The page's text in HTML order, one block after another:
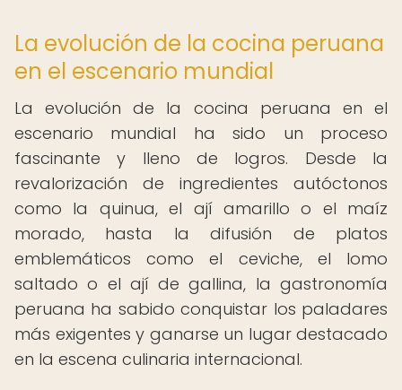
La evolución de la cocina peruana
en el escenario mundial
La evolución de la cocina peruana en el
escenario mundial ha sido un proceso
fascinante y lleno de logros. Desde la
revalorización de ingredientes autóctonos
como la quinua, el ají amarillo o el maíz
morado, hasta la difusión de platos
emblemáticos como el ceviche, el lomo
saltado o el ají de gallina, la gastronomía
peruana ha sabido conquistar los paladares
más exigentes y ganarse un lugar destacado
en la escena culinaria internacional.